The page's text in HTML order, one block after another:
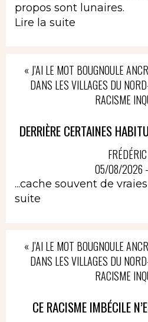
propos sont lunaires.
Lire la suite
« J’AI LE MOT BOUGNOULE
DANS LES VILLAGES DU
RACISME
DERRIÈRE CERTAINES
05/08/2026 -
...cache souvent de
suite
« J’AI LE MOT BOUGNOULE
DANS LES VILLAGES DU
RACISME
CE RACISME IMBÉCILE